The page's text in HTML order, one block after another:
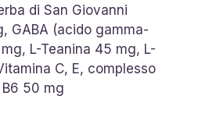
di San Giovanni
GABA (acido gamma-
L-Teanina 45 mg, L-
C, E, complesso
B6 50 mg